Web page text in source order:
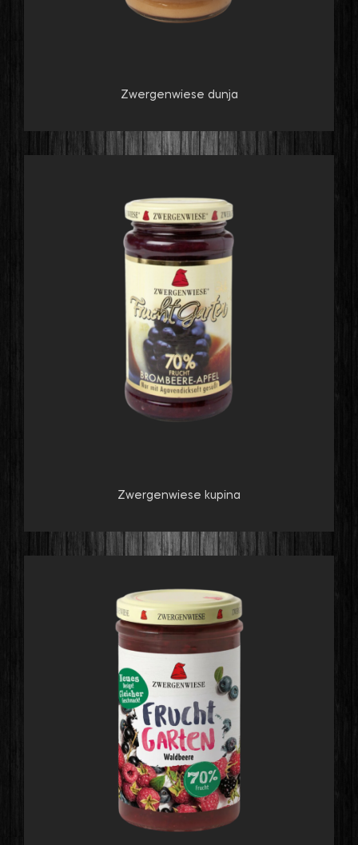
Zwergenwiese dunja
Zwergenwiese kupina